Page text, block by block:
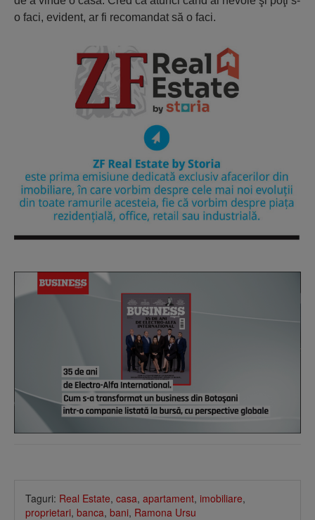
o faci, evident, ar fi recomandat să o faci.
Taguri: Real Estate, casa, apartament, imobiliare,
proprietari, banca, bani, Ramona Ursu